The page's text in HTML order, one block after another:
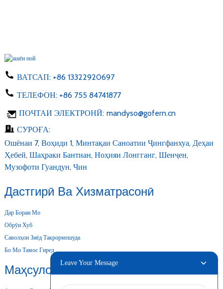
ВАТСАП: +86 13322920697
ТЕЛЕФОН: +86 755 84741877
ПОЧТАИ ЭЛЕКТРОНӢ: mandyso@gofern.cn
СУРОҒА:
Ошёнаи 7, Воҳиди 1, Минтақаи Саноатии Ҷингфанхуа, Деҳаи
Ҳебей, Шаҳраки Бантиан, Ноҳияи Лонгганг, Шенҷен,
Музофоти Гуандун, Чин
Дастгирӣ Ва Хизматрасонӣ
Дар Бораи Мо
Обрӯи Хуб
Саволҳои Зиёд Такрормешуда
Бо Мо Тамос Гиред
Маҳсулоти Мо
Leave Your Message